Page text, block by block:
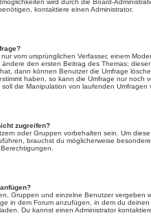
kontaktiere einen Administrator.
vom ursprünglichen Verfasser, einem
den ersten Beitrag des Themas;
dann können Benutzer die Umfrage
haben, so kann die Umfrage nur noch
die Manipulation von laufenden Umfragen
zugreifen?
oder Gruppen vorbehalten sein. Um
brauchst du möglicherweise
Gruppen und einzelne Benutzer vergeben
in dem Forum anzufügen, in dem du
Du kannst einen Administrator